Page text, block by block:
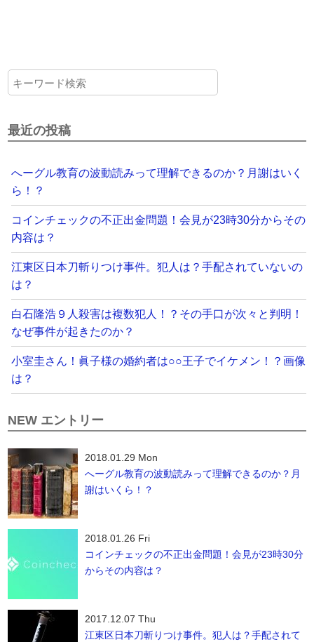
最近の投稿
へーグル教育の波動読みって理解できるのか？月謝はいく
ら！？
コインチェックの不正出金問題！会見が23時30分からその
内容は？
江東区日本刀斬りつけ事件。犯人は？手配されていないの
は？
白石隆浩９人殺害は複数犯人！？その手口が次々と判明！
なぜ事件が起きたのか？
小室圭さん！眞子様の婚約者は○○王子でイケメン！？画像
は？
NEW エントリー
2018.01.29 Mon
へーグル教育の波動読みって理解できるのか？月
謝はいくら！？
2018.01.26 Fri
コインチェックの不正出金問題！会見が23時30分
からその内容は？
2017.12.07 Thu
江東区日本刀斬りつけ事件。犯人は？手配されて